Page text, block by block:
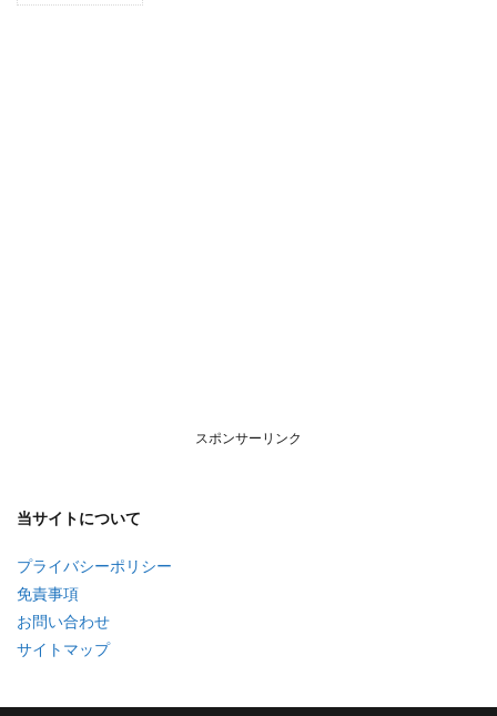
スポンサーリンク
当サイトについて
プライバシーポリシー
免責事項
お問い合わせ
サイトマップ